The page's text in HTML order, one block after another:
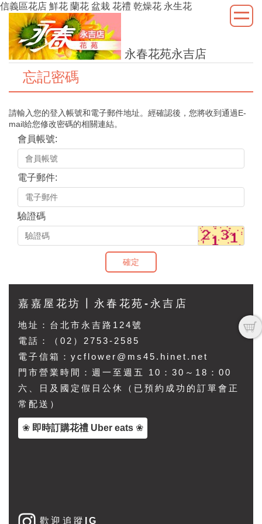
信義區花店 鮮花 蘭花 盆栽 花禮 乾燥花 永生花
永春花苑永吉店
忘記密碼
請輸入您的登入帳號和電子郵件地址。經確認後，您將收到通過E-
mail給您修改密碼的相關連結。
會員帳號:
電子郵件:
驗證碼
確定
嘉嘉屋花坊┃永春花苑-永吉店
地址： 台北市永吉路124號
電話：（02）2753-2585
電子信箱：ycflower@ms45.hinet.net
門市營業時間：週一至週五 10：30～18：00
六、日及國定假日公休（已預約成功的訂單會正
常配送）
❀ 即時訂購花禮 Uber eats ❀
歡迎追蹤IG